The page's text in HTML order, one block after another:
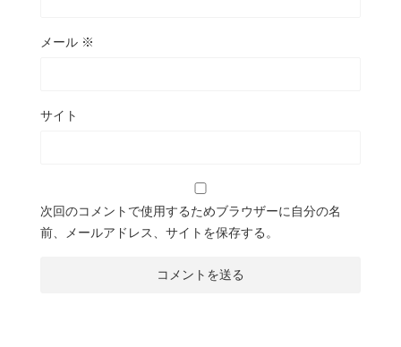
メール ※
サイト
次回のコメントで使用するためブラウザーに自分の名
前、メールアドレス、サイトを保存する。